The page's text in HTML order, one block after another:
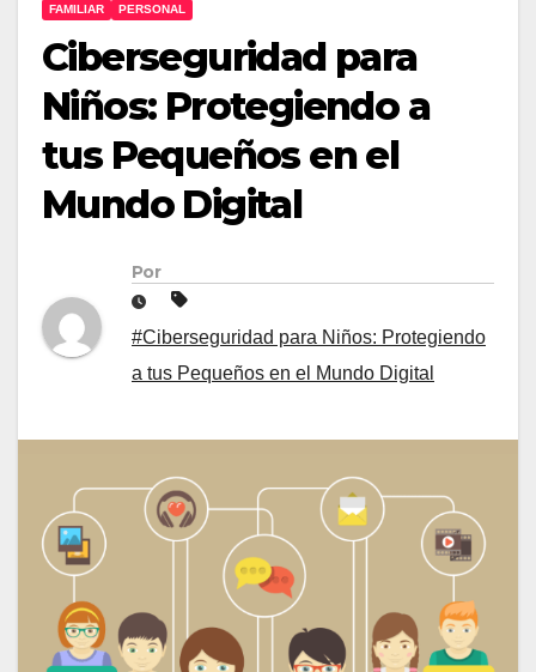
FAMILIAR PERSONAL
Ciberseguridad para
Niños: Protegiendo a
tus Pequeños en el
Mundo Digital
Por
#Ciberseguridad para Niños: Protegiendo
a tus Pequeños en el Mundo Digital